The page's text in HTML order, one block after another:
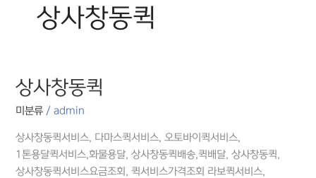
상사창동퀵
상사창동퀵
미분류 /admin
상사창동퀵서비스, 다마스퀵서비스, 오토바이퀵서비스,
1톤용달퀵서비스,화물용달, 상사창동퀵배송,퀵배달, 상사창동퀵,
상사창동퀵서비스요금조회, 퀵서비스가격조회 라보퀵서비스,
상사창동퀵